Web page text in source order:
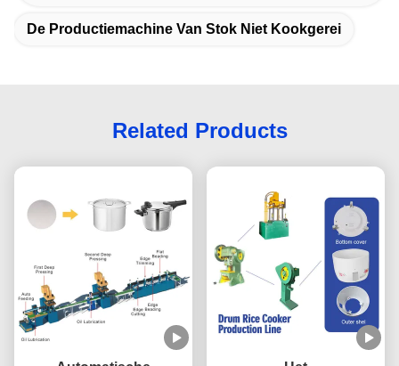
De Productiemachine Van Stok Niet Kookgerei
Related Products